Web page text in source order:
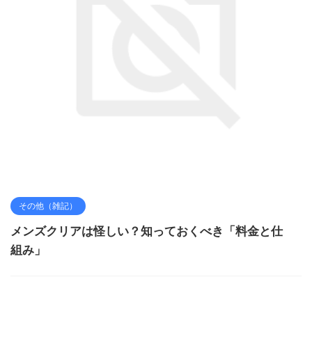
その他（雑記）
メンズクリアは怪しい？知っておくべき「料金と仕
組み」